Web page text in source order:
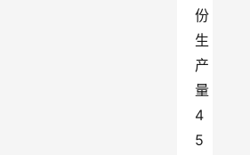
份
生
产
量
4
5